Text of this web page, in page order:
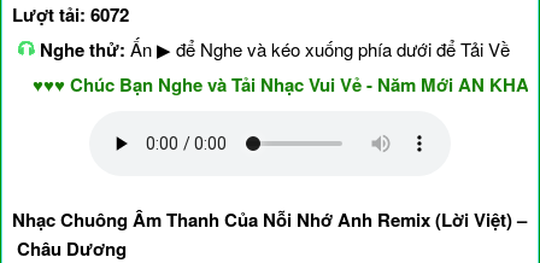
Lượt tải: 6072
Nghe thử: Ấn ▶ để Nghe và kéo xuống phía dưới để Tải Về
Chúc Bạn Nghe và Tải Nhạc Vui Vẻ - Năm Mới AN KHANG
Nhạc Chuông Âm Thanh Của Nỗi Nhớ Anh Remix (Lời Việt) –
Châu Dương